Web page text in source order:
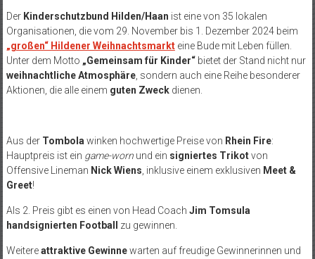
Der Kinderschutzbund Hilden/Haan ist eine von 35 lokalen
Organisationen, die vom 29. November bis 1. Dezember 2024 beim
„großen“ Hildener Weihnachtsmarkteine Bude mit Leben füllen.
Unter dem Motto „Gemeinsam für Kinder“bietet der Stand nicht nur
weihnachtliche Atmosphäre, sondern auch eine Reihe besonderer
Aktionen, die alle einem guten Zweckdienen.
Aus der Tombolawinken hochwertige Preise von Rhein Fire:
Hauptpreis ist ein game-wornund ein signiertes Trikotvon
Offensive Lineman Nick Wiens, inklusive einem exklusiven Meet &
Greet!
Als 2. Preis gibt es einen von Head Coach Jim Tomsula
handsignierten Football
zu gewinnen.
Weitereattraktive Gewinnewarten auf freudige Gewinnerinnen und